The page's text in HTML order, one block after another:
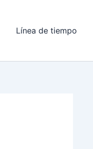
Línea de tiempo